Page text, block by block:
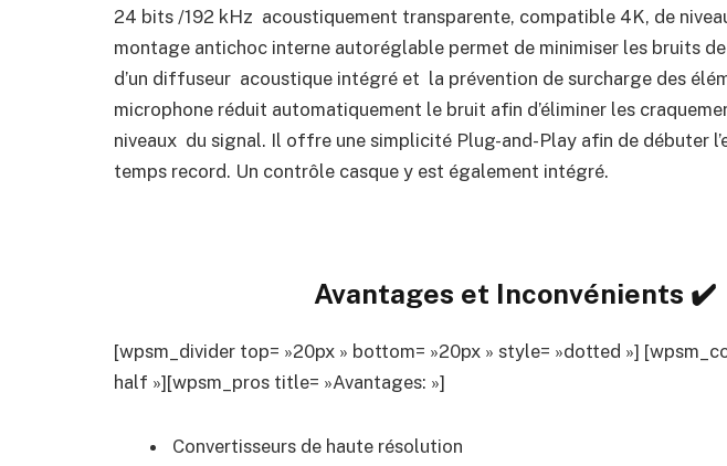
24 bits /192 kHz acoustiquement transparente, compatible 4K, de
montage antichoc interne autoréglable permet de minimiser les bruits
d’un diffuseur acoustique intégré et la prévention de surcharge des
microphone réduit automatiquement le bruit afin d’éliminer les
niveaux du signal. Il offre une simplicité Plug-and-Play afin de débuter
temps record. Un contrôle casque y est également intégré.
Avantages et Inconvénients ✔️
[wpsm_divider top= »20px » bottom= »20px » style= »dotted »]
half »][wpsm_pros title= »Avantages: »]
Convertisseurs de haute résolution